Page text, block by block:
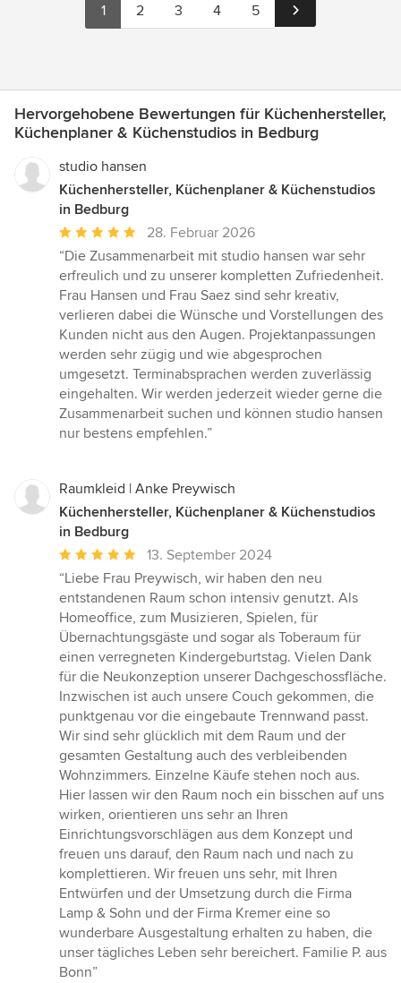
1 2 3 4 5
Hervorgehobene Bewertungen für Küchenhersteller,
Küchenplaner & Küchenstudios in Bedburg
studio hansen
Küchenhersteller, Küchenplaner & Küchenstudios
in Bedburg
Durchschnittliche
Bewertung:
5
von
5
Sternen
28. Februar 2026
“Die Zusammenarbeit mit studio hansen war sehr
erfreulich und zu unserer kompletten Zufriedenheit.
Frau Hansen und Frau Saez sind sehr kreativ,
verlieren dabei die Wünsche und Vorstellungen des
Kunden nicht aus den Augen. Projektanpassungen
werden sehr zügig und wie abgesprochen
umgesetzt. Terminabsprachen werden zuverlässig
eingehalten. Wir werden jederzeit wieder gerne die
Zusammenarbeit suchen und können studio hansen
nur bestens empfehlen.”
Raumkleid | Anke Preywisch
Küchenhersteller, Küchenplaner & Küchenstudios
in Bedburg
Durchschnittliche
Bewertung:
5
von
5
Sternen
13. September 2024
“Liebe Frau Preywisch, wir haben den neu
entstandenen Raum schon intensiv genutzt. Als
Homeoffice, zum Musizieren, Spielen, für
Übernachtungsgäste und sogar als Toberaum für
einen verregneten Kindergeburtstag. Vielen Dank
für die Neukonzeption unserer Dachgeschossfläche.
Inzwischen ist auch unsere Couch gekommen, die
punktgenau vor die eingebaute Trennwand passt.
Wir sind sehr glücklich mit dem Raum und der
gesamten Gestaltung auch des verbleibenden
Wohnzimmers. Einzelne Käufe stehen noch aus.
Hier lassen wir den Raum noch ein bisschen auf uns
wirken, orientieren uns sehr an Ihren
Einrichtungsvorschlägen aus dem Konzept und
freuen uns darauf, den Raum nach und nach zu
komplettieren. Wir freuen uns sehr, mit Ihren
Entwürfen und der Umsetzung durch die Firma
Lamp & Sohn und der Firma Kremer eine so
wunderbare Ausgestaltung erhalten zu haben, die
unser tägliches Leben sehr bereichert. Familie P. aus
Bonn”